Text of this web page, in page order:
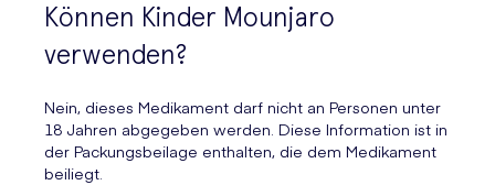
Können Kinder Mounjaro
verwenden?
Nein, dieses Medikament darf nicht an Personen unter
18 Jahren abgegeben werden. Diese Information ist in
der Packungsbeilage enthalten, die dem Medikament
beiliegt.